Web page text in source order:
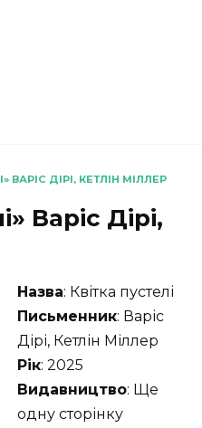
ВАРІС ДІРІ, КЕТЛІН МІЛЛЕР
Варіс Дірі,
Назва: Квітка пустелі
Письменник: Варіс
Дірі, Кетлін Міллер
Рік: 2025
Видавництво: Ще
одну сторінку